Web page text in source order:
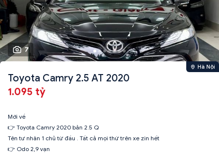
7
Hà Nội
Toyota Camry 2.5 AT 2020
1.095 tỷ
Mới về
👉 Toyota Camry 2020 bản 2.5 Q
Tên tư nhân 1 chủ từ đầu . Tất cả mọi thứ trên xe zin hết
👉 Odo 2,9 vạn